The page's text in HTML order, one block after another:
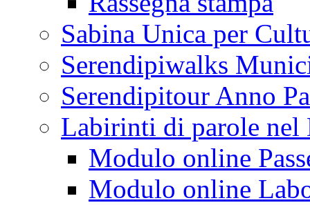
Sabina Unica per
Serendipiwalks
Serendipitour Anno
Labirinti di parole
Modulo online
Modulo online